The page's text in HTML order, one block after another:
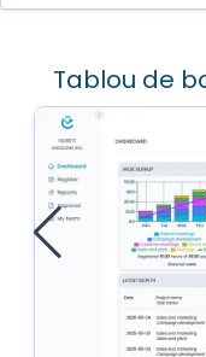
Tablou de